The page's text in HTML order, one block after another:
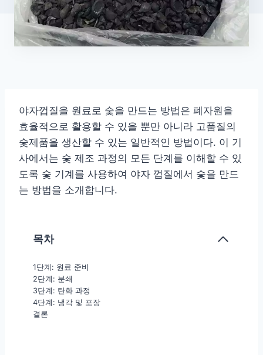
야자껍질을 원료로 숯을 만드는 방법은 폐자원을
효율적으로 활용할 수 있을 뿐만 아니라 고품질의
숯제품을 생산할 수 있는 일반적인 방법이다. 이 기
사에서는 숯 제조 과정의 모든 단계를 이해할 수 있
도록 숯 기계를 사용하여 야자 껍질에서 숯을 만드
는 방법을 소개합니다.
목차
1단계: 원료 준비
2단계: 분쇄
3단계: 탄화 과정
4단계: 냉각 및 포장
결론